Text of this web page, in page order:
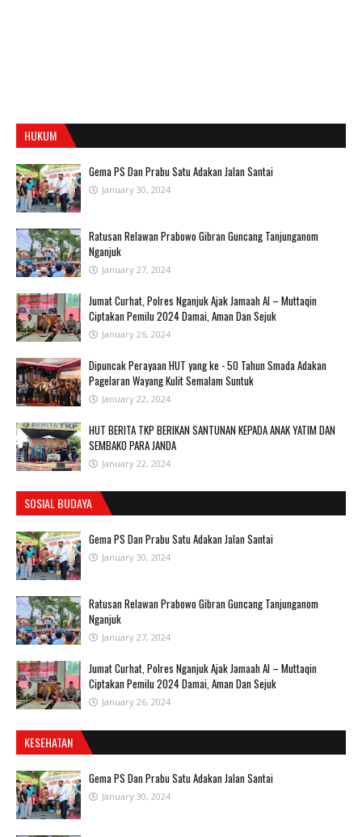
HUKUM
Gema PS Dan Prabu Satu Adakan Jalan Santai
January 30, 2024
Ratusan Relawan Prabowo Gibran Guncang Tanjunganom
Nganjuk
January 27, 2024
Jumat Curhat, Polres Nganjuk Ajak Jamaah Al – Muttaqin
Ciptakan Pemilu 2024 Damai, Aman Dan Sejuk
January 26, 2024
Dipuncak Perayaan HUT yang ke - 50 Tahun Smada Adakan
Pagelaran Wayang Kulit Semalam Suntuk
January 22, 2024
HUT BERITA TKP BERIKAN SANTUNAN KEPADA ANAK YATIM DAN
SEMBAKO PARA JANDA
January 22, 2024
SOSIAL BUDAYA
Gema PS Dan Prabu Satu Adakan Jalan Santai
January 30, 2024
Ratusan Relawan Prabowo Gibran Guncang Tanjunganom
Nganjuk
January 27, 2024
Jumat Curhat, Polres Nganjuk Ajak Jamaah Al – Muttaqin
Ciptakan Pemilu 2024 Damai, Aman Dan Sejuk
January 26, 2024
KESEHATAN
Gema PS Dan Prabu Satu Adakan Jalan Santai
January 30, 2024